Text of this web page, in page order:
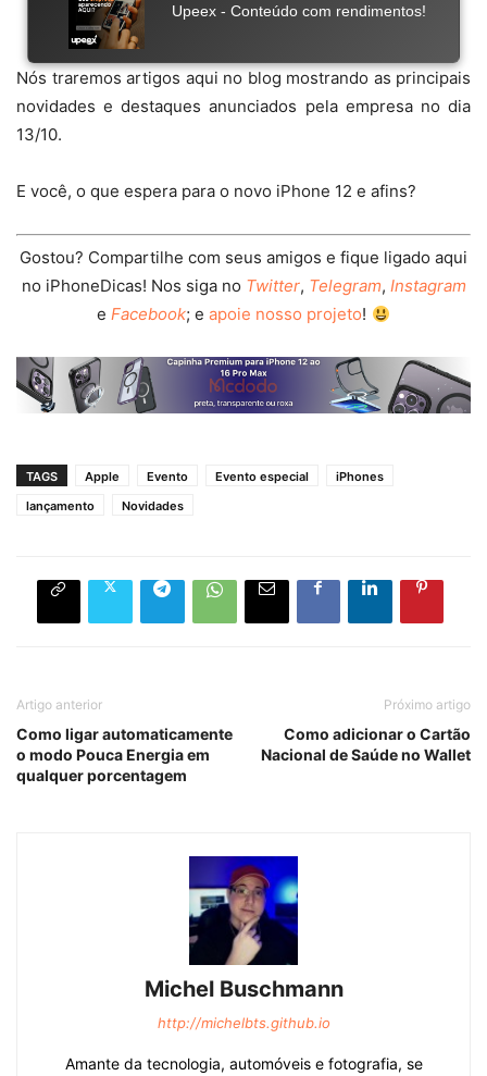
Nós traremos artigos aqui no blog mostrando as principais
novidades e destaques anunciados pela empresa no dia
13/10.
E você, o que espera para o novo iPhone 12 e afins?
Gostou? Compartilhe com seus amigos e fique ligado aqui
no iPhoneDicas! Nos siga no Twitter, Telegram, Instagram
eFacebook; eapoie nosso projeto!
TAGS Apple Evento Evento especial
iPhones
lançamento
Novidades
Artigo anterior
Como ligar automaticamente
o modo Pouca Energia em
qualquer porcentagem
Próximo artigo
Como adicionar o Cartão
Nacional de Saúde no Wallet
Michel Buschmann
http://michelbts.github.io
Amante da tecnologia, automóveis e fotografia, se